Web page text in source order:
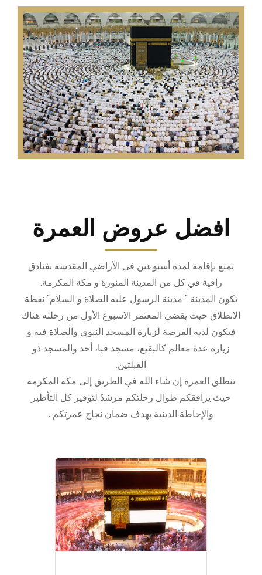
افضل عروض العمرة
تمتع بإقامة لمدة أسبوعين في الأراضي المقدسة بفنادق
راقية في كل من المدينة المنورة و مكة المكرمة.
تكون المدينة " مدينة الرسول عليه الصلاة و السلام" نقطة
الانطلاق حيث يقضي المعتمر الاسبوع الأول من رحلته هناك
فيكون لديه الفرصة لزيارة المسجد النبوي والصلاة فيه و
زيارة عدة معالم كالبقيع، مسجد قبا، أحد والمسجد ذو
القبلتين.
تنطلق العمرة إن شاء الله في الطريق إلى مكة المكرمة
حيث يرافقكم طوال رحلتكم مرشدٌ لتوفير كل التأطير
والإحاطة الدينية بهدف ضمان نجاح عمرتكم .